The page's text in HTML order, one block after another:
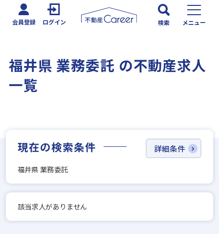
会員登録 ログイン 検索 メニュー
福井県 業務委託 の不動産求人
一覧
現在の検索条件
福井県 業務委託
詳細条件
該当求人がありません